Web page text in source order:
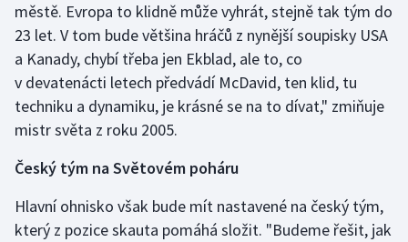
městě. Evropa to klidně může vyhrát, stejně tak tým do
23 let. V tom bude většina hráčů z nynější soupisky USA
a Kanady, chybí třeba jen Ekblad, ale to, co
v devatenácti letech předvádí McDavid, ten klid, tu
techniku a dynamiku, je krásné se na to dívat," zmiňuje
mistr světa z roku 2005.
Český tým na Světovém poháru
Hlavní ohnisko však bude mít nastavené na český tým,
který z pozice skauta pomáhá složit. "Budeme řešit, jak